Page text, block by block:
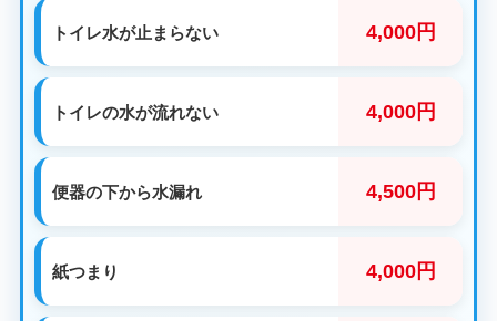
トイレ水が止まらない 4,000円
トイレの水が流れない 4,000円
便器の下から水漏れ 4,500円
紙つまり 4,000円